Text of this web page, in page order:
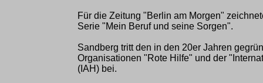
Für die Zeitung "Berlin am Morgen"
Serie "Mein Beruf und seine Sorgen".
Sandberg tritt den in den 20er Jahren
Organisationen "Rote Hilfe" und der
(IAH) bei.